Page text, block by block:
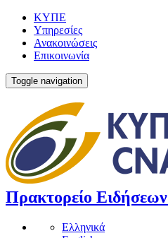
ΚΥΠΕ
Υπηρεσίες
Ανακοινώσεις
Επικοινωνία
Toggle navigation
Πρακτορείο Ειδήσεων
Ελληνικά